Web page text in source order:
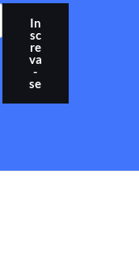
In
sc
re
va
-
se